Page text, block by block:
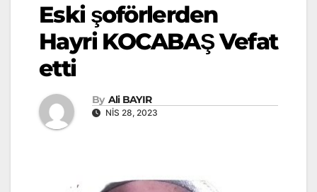
Eski şoförlerden
Hayri KOCABAŞ Vefat
etti
By Ali BAYIR
NIS 28, 2023